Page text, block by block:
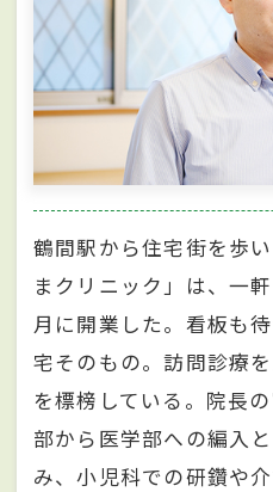
鶴間駅から住宅街を歩
まクリニック」は、一
月に開業した。看板も
宅そのもの。訪問診療
を標榜している。院長
部から医学部への編入
み、小児科での研鑽や